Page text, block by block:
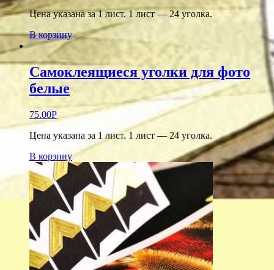
Цена указана за 1 лист. 1 лист — 24 уголка.
В корзину
Самоклеящиеся уголки для фото
белые
75.00Р
Цена указана за 1 лист. 1 лист — 24 уголка.
В корзину